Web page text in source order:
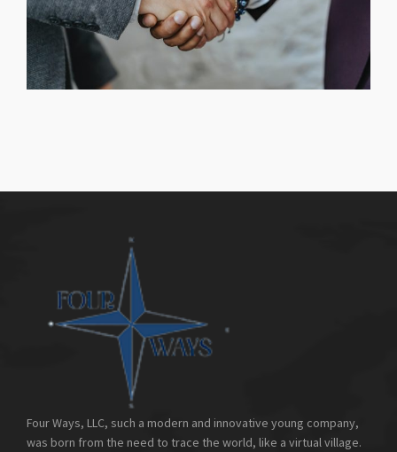
Four Ways, LLC, such a modern and innovative young company,
was born from the need to trace the world, like a virtual village.